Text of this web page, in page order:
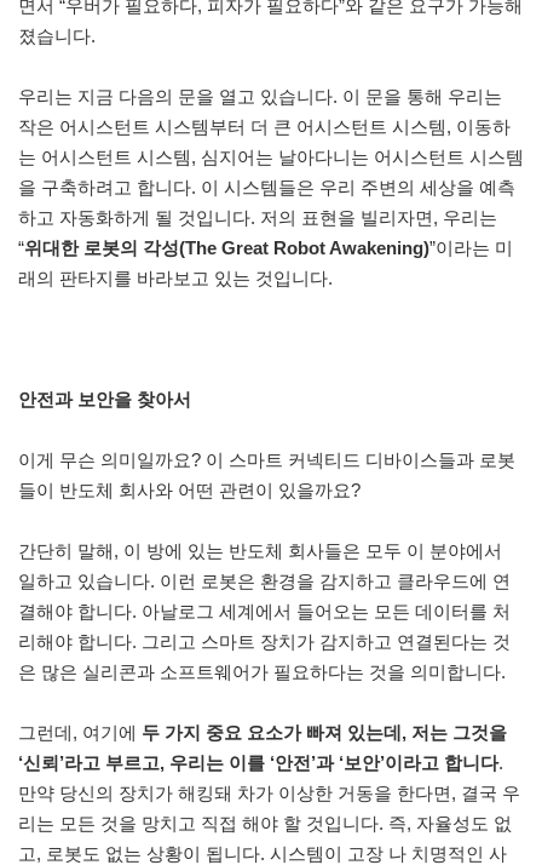
면서 “우버가 필요하다, 피자가 필요하다”와 같은 요구가 가능해
졌습니다.
우리는 지금 다음의 문을 열고 있습니다. 이 문을 통해 우리는
작은 어시스턴트 시스템부터 더 큰 어시스턴트 시스템, 이동하
는 어시스턴트 시스템, 심지어는 날아다니는 어시스턴트 시스템
을 구축하려고 합니다. 이 시스템들은 우리 주변의 세상을 예측
하고 자동화하게 될 것입니다. 저의 표현을 빌리자면, 우리는
“위대한 로봇의 각성(The Great Robot Awakening)”이라는 미
래의 판타지를 바라보고 있는 것입니다.
안전과 보안을 찾아서
이게 무슨 의미일까요? 이 스마트 커넥티드 디바이스들과 로봇
들이 반도체 회사와 어떤 관련이 있을까요?
간단히 말해, 이 방에 있는 반도체 회사들은 모두 이 분야에서
일하고 있습니다. 이런 로봇은 환경을 감지하고 클라우드에 연
결해야 합니다. 아날로그 세계에서 들어오는 모든 데이터를 처
리해야 합니다. 그리고 스마트 장치가 감지하고 연결된다는 것
은 많은 실리콘과 소프트웨어가 필요하다는 것을 의미합니다.
그런데, 여기에 두 가지 중요 요소가 빠져 있는데, 저는 그것을
‘신뢰’라고 부르고, 우리는 이를 ‘안전’과 ‘보안’이라고 합니다.
만약 당신의 장치가 해킹돼 차가 이상한 거동을 한다면, 결국 우
리는 모든 것을 망치고 직접 해야 할 것입니다. 즉, 자율성도 없
고, 로봇도 없는 상황이 됩니다. 시스템이 고장 나 치명적인 사